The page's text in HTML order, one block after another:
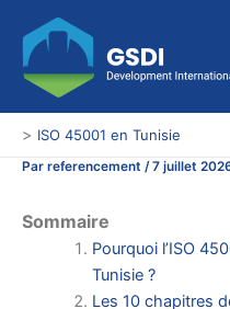
contenu
> ISO 45001 en Tunisie
Par referencement /7 juillet
Sommaire
Pourquoi l’ISO
Tunisie ?
Les 10 chapitres